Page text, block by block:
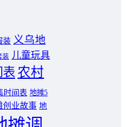
装 义乌地
装 儿童玩具
表 农村
时间表 地摊5
创业故事 地